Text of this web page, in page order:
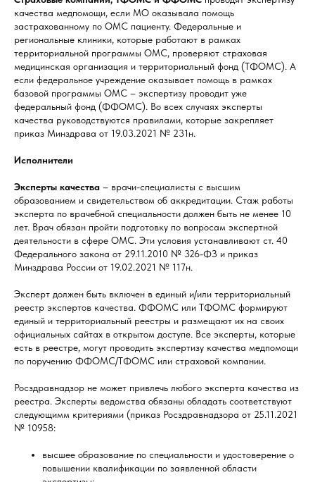
качества медпомощи, если МО оказывала помощь
застрахованному по ОМС пациенту. Федеральные и
региональные клиники, которые работают в рамках
территориальной программы ОМС, проверяют страховая
медицинская организация и территориальный фонд (ТФОМС). А
если федеральное учреждение оказывает помощь в рамках
базовой программы ОМС – экспертизу проводит уже
федеральный фонд (ФФОМС). Во всех случаях эксперты
качества руководствуются правилами, которые закрепляет
приказ Минздрава от 19.03.2021 № 231н.
Исполнители
Эксперты качества – врачи-специалисты с высшим
образованием и свидетельством об аккредитации. Стаж работы
эксперта по врачебной специальности должен быть не менее 10
лет. Врач обязан пройти подготовку по вопросам экспертной
деятельности в сфере ОМС. Эти условия устанавливают ст. 40
Федерального закона от 29.11.2010 № 326-ФЗ и приказ
Минздрава России от 19.02.2021 № 117н.
Эксперт должен быть включен в единый и/или территориальный
реестр экспертов качества. ФФОМС или ТФОМС формируют
единый и территориальный реестры и размещают их на своих
официальных сайтах в открытом доступе. Все эксперты, которые
есть в реестре, могут проводить экспертизу качества медпомощи
по поручению ФФОМС/ТФОМС или страховой компании.
Росздравнадзор не может привлечь любого эксперта качества из
реестра. Эксперты ведомства обязаны обладать соответствуют
следующимм критериями (приказ Росздравнадзора от 25.11.2021
№ 10958:
высшее образование по специальности и удостоверение о
повышении квалификации по заявленной области